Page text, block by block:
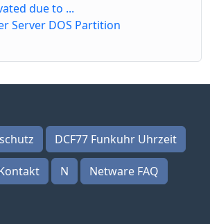
due to ...
Server DOS Partition
DCF77 Funkuhr Uhrzeit
N Netware FAQ